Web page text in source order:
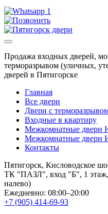
1
Продажа входных дверей,
терморазрывом (уличных,
дверей в Пятигорске
Главная
Все двери
Двери с
Входные в квартиру
Межкомнатные двери
Межкомнатные двери
Контакты
Пятигорск, Кисловодское
ТК "ПАЗЛ", вход "Б", 1
налево)
Ежедневно: 08:00–20:00
+7 (905) 414-69-93